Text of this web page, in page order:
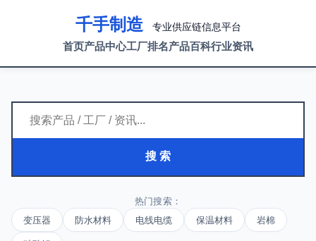
千手制造 专业供应链信息平台
首页产品中心工厂排名产品百科行业资讯
搜 索
热门搜索：
变压器
防水材料 电线电缆 保温材料 岩棉